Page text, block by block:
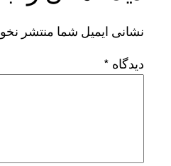
نشانی ایمیل شما منتشر
دیدگاه *